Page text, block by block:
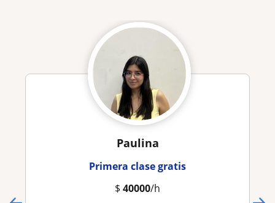
Paulina
Primera clase gratis
$ 40000/h